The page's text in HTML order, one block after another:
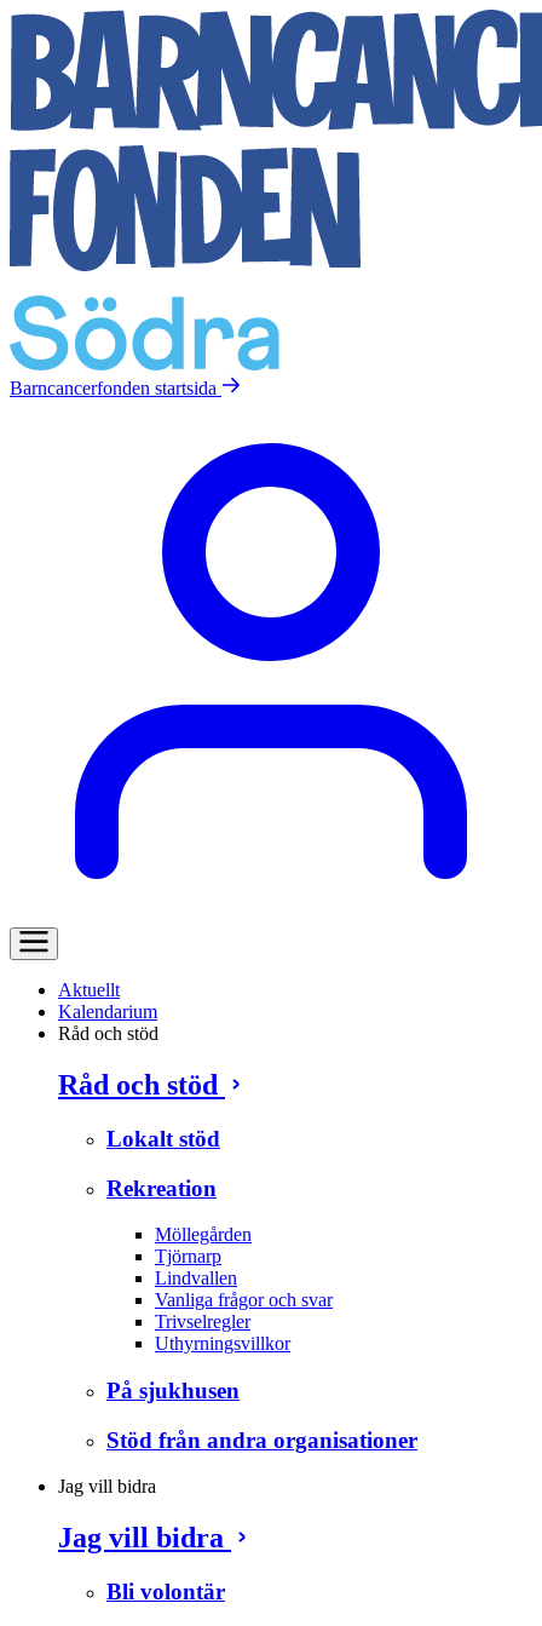
Barncancerfonden startsida
Aktuellt
Kalendarium
Råd och stöd
Råd och stöd
Lokalt stöd
Rekreation
Möllegården
Tjörnarp
Lindvallen
Vanliga frågor och svar
Trivselregler
Uthyrningsvillkor
På sjukhusen
Stöd från andra organisationer
Jag vill bidra
Jag vill bidra
Bli volontär